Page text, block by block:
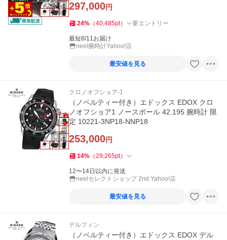
297,000円
24% （40,485pt） 要エントリー
最短8/11お届け
neel腕時計Yahoo!店
最安値を見る
クロノオフショア-1
（ノベルティー付き）エドックス EDOX クロ
ノオフショア1 ノースポール 42.195 腕時計 限
定 10221-3NP18-NNP18
253,000円
14% （29,265pt）
12〜14日以内に発送
neelセレクトショップ 2nd Yahoo!店
最安値を見る
デルフィン
（ノベルティー付き）エドックス EDOX デル